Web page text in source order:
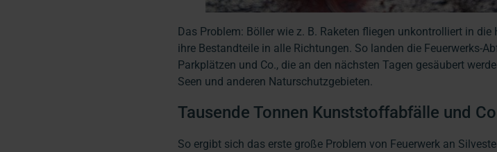
Das Problem: Böller wie z. B. Raketen fliegen unkontrolliert in die
ihre Bestandteile in alle Richtungen. So landen die Feuerwerks-
Parkplätzen und Co., die an den nächsten Tagen gesäubert
Seen und anderen Naturschutzgebieten.
Tausende Tonnen Kunststoffabfälle und
So ergibt sich das erste große Problem von Feuerwerk an